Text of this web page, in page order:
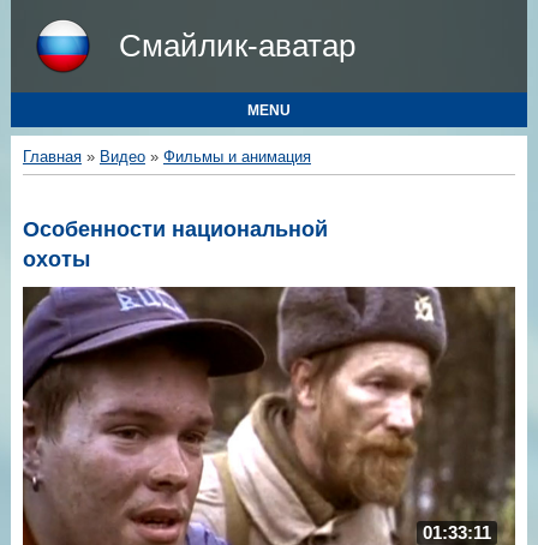
Смайлик-аватар
MENU
Главная» Видео» Фильмы и анимация
Особенности национальной
охоты
01:33:11